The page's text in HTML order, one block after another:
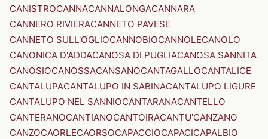
CANISTROCANNACANNALONGACANNARA
CANNERO RIVIERACANNETO PAVESE
CANNETO SULL'OGLIOCANNOBIOCANNOLECANOLO
CANONICA D'ADDACANOSA DI PUGLIACANOSA SANNITA
CANOSIOCANOSSACANSANOCANTAGALLOCANTALICE
CANTALUPACANTALUPO IN SABINACANTALUPO LIGURE
CANTALUPO NEL SANNIOCANTARANACANTELLO
CANTERANOCANTIANOCANTOIRACANTU'CANZANO
CANZOCAORLECAORSOCAPACCIOCAPACICAPALBIO